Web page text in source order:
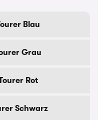
Blau
Grau
Rot
Schwarz